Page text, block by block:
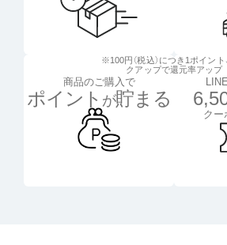
商品のご購入で
ポイント が貯まる
※100円（税込）につき1ポイント、
クアップで還元率アップ
クー